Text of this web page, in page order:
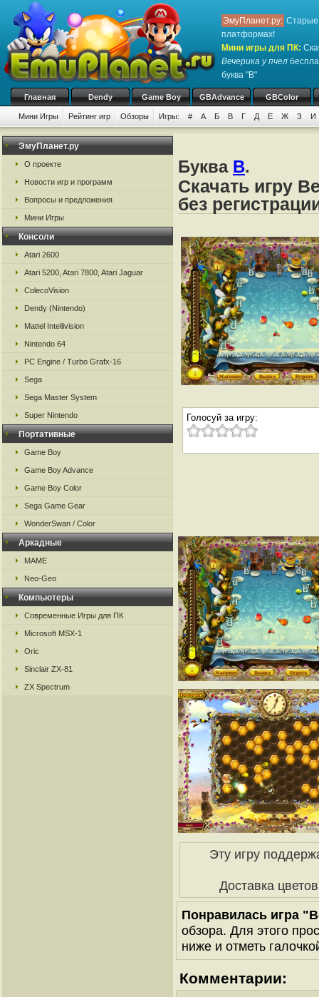
ЭмуПланет.ру: Старые
платформах!
Мини игры для ПК:
Вечерика у пчел
буква "В"
Главная Dendy Game Boy GBAdvance GBColor
Мини Игры Рейтинг игр Обзоры Игры: # А Б В Г Д Е Ж З И
ЭмуПланет.ру
О проекте
Новости игр и программ
Вопросы и предложения
Мини Игры
Консоли
Atari 2600
Atari 5200, Atari 7800, Atari Jaguar
ColecoVision
Dendy (Nintendo)
Mattel Intellivision
Nintendo 64
PC Engine / Turbo Grafx-16
Sega
Sega Master System
Super Nintendo
Портативные
Game Boy
Game Boy Advance
Game Boy Color
Sega Game Gear
WonderSwan / Color
Аркадные
MAME
Neo-Geo
Компьютеры
Современные Игры для ПК
Microsoft MSX-1
Oric
Sinclair ZX-81
ZX Spectrum
Буква В.
Скачать игру
без
Голосуй за игру:
Эту игру
Доставка
Понравилась игра
обзора. Для этого
ниже и отметь
Комментарии: